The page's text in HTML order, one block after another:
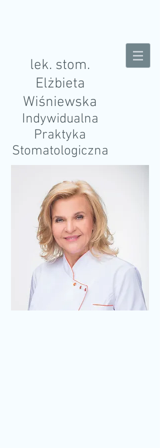
lek. stom.
Elżbieta
Wiśniewska
Indywidualna
Praktyka
Stomatologiczna